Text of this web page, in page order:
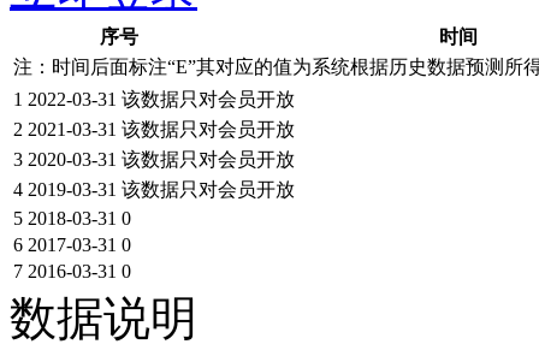
序号
时间
注：时间后面标注“E”其对应的值为系统根据历史数据预测所
1 2022-03-31 该数据只对会员开放
2 2021-03-31 该数据只对会员开放
3 2020-03-31 该数据只对会员开放
4 2019-03-31 该数据只对会员开放
5 2018-03-31 0
6 2017-03-31 0
7 2016-03-31 0
数据说明